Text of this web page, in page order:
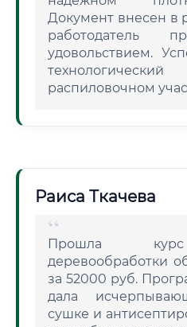
Документ внесен
удовольствием.
распиловочном
Раиса Ткачева
Прошла курс
деревообработки
за 52000 руб.
дала
сушке и